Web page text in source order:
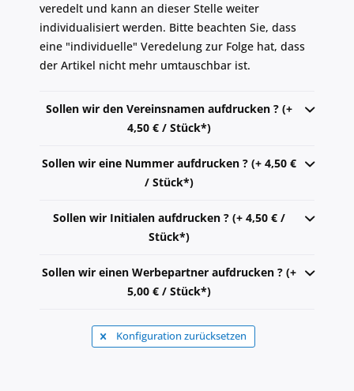
veredelt und kann an dieser Stelle weiter
individualisiert werden. Bitte beachten Sie, dass
eine "individuelle" Veredelung zur Folge hat, dass
der Artikel nicht mehr umtauschbar ist.
Sollen wir den Vereinsnamen aufdrucken ? (+
4,50 € / Stück*)
Sollen wir eine Nummer aufdrucken ? (+ 4,50 €
/ Stück*)
Sollen wir Initialen aufdrucken ? (+ 4,50 € /
Stück*)
Sollen wir einen Werbepartner aufdrucken ? (+
5,00 € / Stück*)
Konfiguration zurücksetzen